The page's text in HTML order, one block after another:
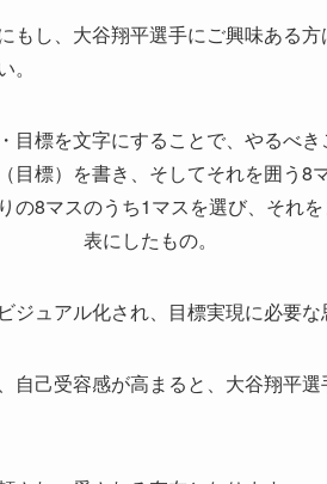
もし、大谷翔平選手にご興味ある
目標を文字にすることで、やるべ
目標）を書き、そしてそれを囲う
の8マスのうち1マスを選び、それ
したもの。
ジュアル化され、目標実現に必要な
自己受容感が高まると、大谷翔平